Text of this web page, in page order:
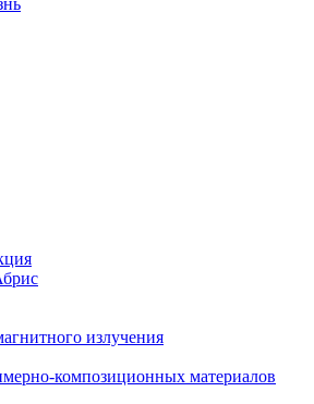
излучения
композиционных материалов